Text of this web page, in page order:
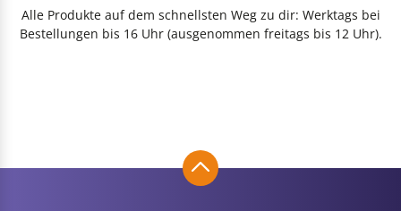
Alle Produkte auf dem schnellsten Weg zu dir: Werktags bei
Bestellungen bis 16 Uhr (ausgenommen freitags bis 12 Uhr).